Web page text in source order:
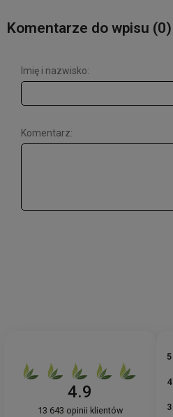
Komentarze do wpisu (0)
Imię i nazwisko:
Komentarz:
4.9
13 643 opinii klientów
5
4
3